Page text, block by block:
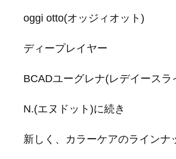
oggi otto(オッジィオット)
ディープレイヤー
BCADユーグレナ(レデイース
N.(エヌドット)に続き
新しく、カラーケアのラインナ